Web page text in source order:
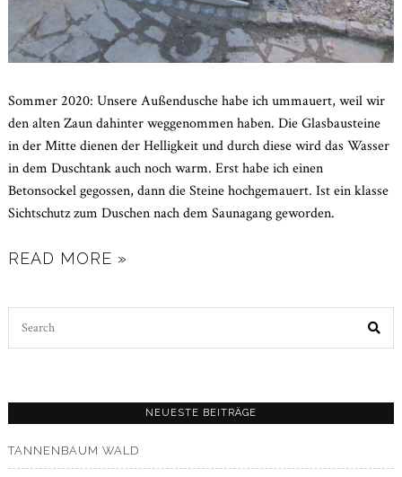
Sommer 2020: Unsere Außendusche habe ich ummauert, weil wir
den alten Zaun dahinter weggenommen haben. Die Glasbausteine
in der Mitte dienen der Helligkeit und durch diese wird das Wasser
in dem Duschtank auch noch warm. Erst habe ich einen
Betonsockel gegossen, dann die Steine hochgemauert. Ist ein klasse
Sichtschutz zum Duschen nach dem Saunagang geworden.
READ MORE »
NEUESTE BEITRÄGE
TANNENBAUM WALD